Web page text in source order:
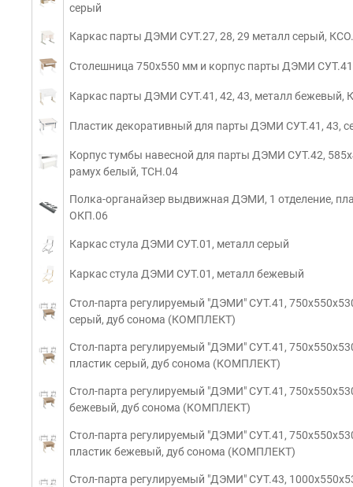
серый
Каркас парты ДЭМИ СУТ.27, 28, 29 металл серый,
Столешница 750х550 мм и корпус парты ДЭМИ
Каркас парты ДЭМИ СУТ.41, 42, 43, металл бежевый,
Пластик декоративный для парты ДЭМИ СУТ.41, 43,
Корпус тумбы навесной для парты ДЭМИ СУТ.42,
рамух белый, ТСН.04
Полка-органайзер выдвижная ДЭМИ, 1 отделение,
ОКП.06
Каркас стула ДЭМИ СУТ.01, металл серый
Каркас стула ДЭМИ СУТ.01, металл бежевый
Стол-парта регулируемый "ДЭМИ" СУТ.41,
серый, дуб сонома (КОМПЛЕКТ)
Стол-парта регулируемый "ДЭМИ" СУТ.41,
пластик серый, дуб сонома (КОМПЛЕКТ)
Стол-парта регулируемый "ДЭМИ" СУТ.41,
бежевый, дуб сонома (КОМПЛЕКТ)
Стол-парта регулируемый "ДЭМИ" СУТ.41,
пластик бежевый, дуб сонома (КОМПЛЕКТ)
Стол-парта регулируемый "ДЭМИ" СУТ.43,